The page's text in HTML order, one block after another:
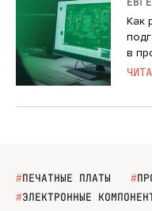
Как
в
#ПЕЧАТНЫЕ ПЛАТЫ #
#ЭЛЕКТРОННЫЕ